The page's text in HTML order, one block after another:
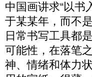
中国画讲求“以书
于某某年，而不
日常书写工具都
可能性，在落笔
神、情绪和体力